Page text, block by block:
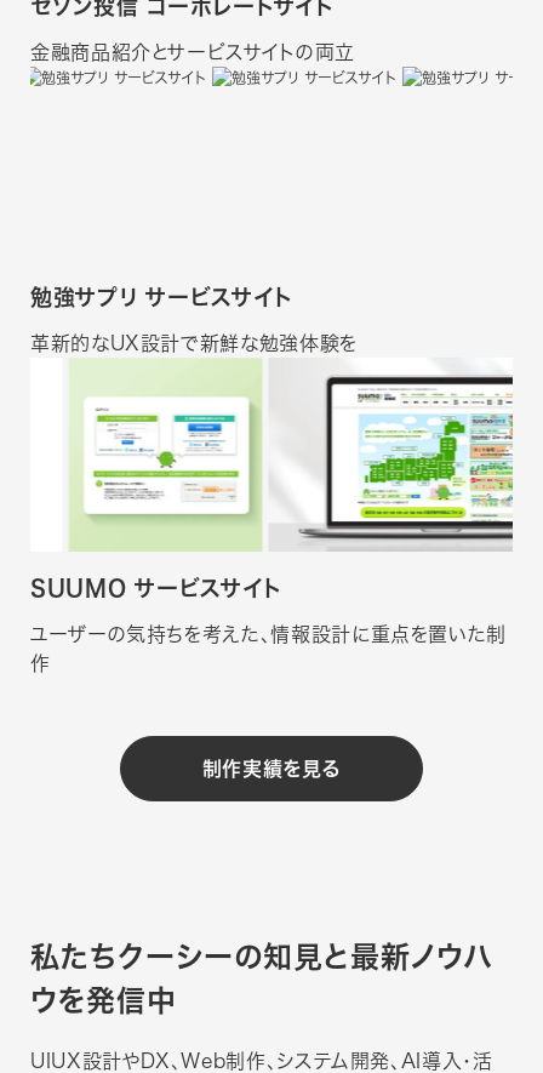
セゾン投信 コーポレートサイト
金融商品紹介とサービスサイトの両立
勉強サプリ サービスサイト
革新的なUX設計で新鮮な勉強体験を
SUUMO サービスサイト
ユーザーの気持ちを考えた、情報設計に重点を置いた制
作
制作実績を見る
私たちクーシーの知見と 最新ノウハ
ウを発信中
UIUX設計やDX、Web制作、システム開発、AI導入・活